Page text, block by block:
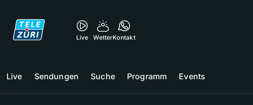
Live WetterKontakt
Live Sendungen Suche Programm Events